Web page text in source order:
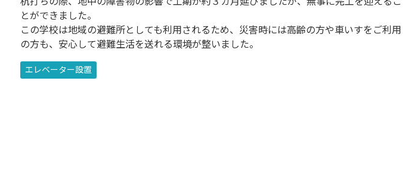
とができました。
この学校は地域の避難所としても利用されるため、災害時には高齢の方や車いすをご利用
の方も、安心して避難生活を送れる環境が整いました。
エレベーター設置